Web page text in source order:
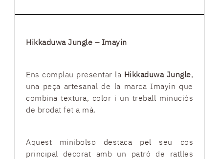
Hikkaduwa Jungle – Imayin
Ens complau presentar la Hikkaduwa Jungle,
una peça artesanal de la marca Imayin que
combina textura, color i un treball minuciós
de brodat fet a mà.
Aquest minibolso destaca pel seu cos
principal decorat amb un patró de ratlles